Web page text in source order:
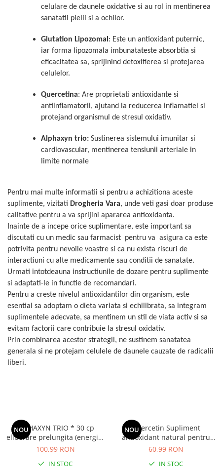
celulare de daunele oxidative si au rol in mentinerea
sanatatii pielii si a ochilor.
Glutation Lipozomal : Este un antioxidant puternic,
iar forma lipozomala imbunatateste absorbtia si
eficacitatea sa, sprijinind detoxifierea si protejarea
celulelor.
Quercetina: Are proprietati antioxidante si
antiinflamatorii, ajutand la reducerea inflamatiei si
protejand organismul de stresul oxidativ.
Alphaxyn trio: Sustinerea sistemului imunitar si
cardiovascular, mentinerea tensiunii arteriale in
limite normale
Pentru mai multe informatii si pentru a achizitiona aceste
suplimente, vizitati Drogheria Vara, unde veti gasi doar produse
calitative pentru a va sprijini apararea antioxidanta.
Inainte de a incepe orice suplimentare, este important sa
discutati cu un medic sau farmacist pentru va asigura ca este
potrivita pentru nevoile voastre si ca nu exista riscuri de
interactiuni cu alte medicamente sau conditii de sanatate.
Urmati intotdeauna instructiunile de dozare pentru suplimente
si adaptati-le in functie de recomandari.
Pentru a creste nivelul antioxidantilor din organism, este
esential sa adoptam o dieta variata si echilibrata, sa integram
suplimentele adecvate, sa mentinem un stil de viata activ si sa
evitam factorii care contribuie la stresul oxidativ.
Prin combinarea acestor strategii, ne sustinem sanatatea
generala si ne protejam celulele de daunele cauzate de radicalii
liberi.
NOU
ALPHAXYN TRIO * 30 cp
eliberare prelungita (energie,
tonic vascular, tiroida
100,99 RON
IN STOC
NOUQuercetin Supliment
antioxidant natural pentru
imunitate și controlul
60,99 RON
IN STOC